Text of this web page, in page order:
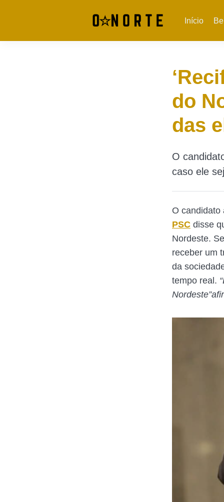
Início
do
das
O
caso ele
O candidato
PSC disse
Nordeste.
receber um
da
tempo real.